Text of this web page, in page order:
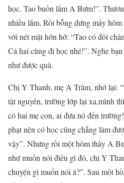
học. Tao buồn lắm A Bưm!”.
nhiều lắm. Rồi bỗng dưng mấy
với nét mặt hớn hở: “Tao có đôi
Cả hai cùng đi học nhé!”. Nghe
như được quà.
Chị Y Thanh, mẹ A Trâm, nhớ lại:
tật nguyền, trường lớp lại xa,mình
có hai mẹ con, ai đưa nó đến
phạt nên có học cũng chẳng làm
vậy”. Nhưng rồi một hôm thây A
như muốn nói điều gì đó, chị Y
chuyện gì muốn nói à?”. Sau một